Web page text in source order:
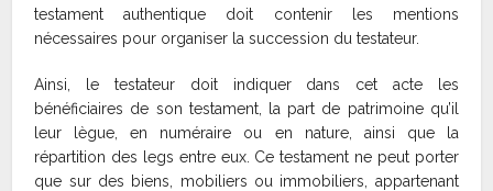
testament authentique doit contenir les mentions
nécessaires pour organiser la succession du testateur.
Ainsi, le testateur doit indiquer dans cet acte les
bénéficiaires de son testament, la part de patrimoine qu’il
leur lègue, en numéraire ou en nature, ainsi que la
répartition des legs entre eux. Ce testament ne peut porter
que sur des biens, mobiliers ou immobiliers, appartenant